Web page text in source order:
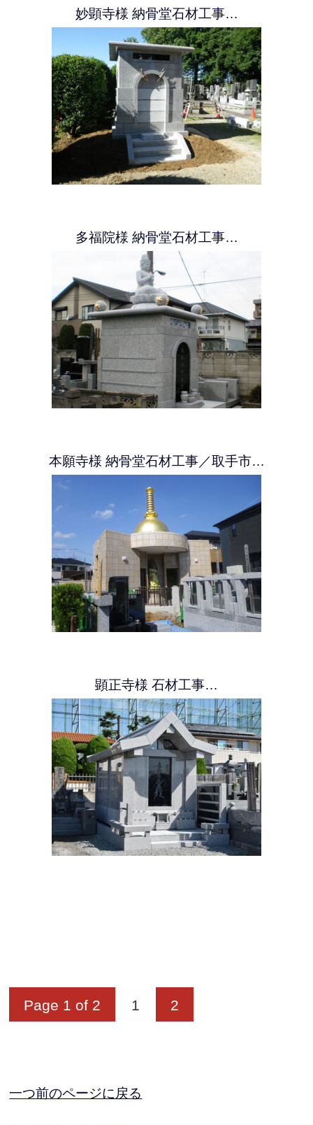
妙顕寺様 納骨堂石材工事…
多福院様 納骨堂石材工事…
本願寺様 納骨堂石材工事／取手市…
顕正寺様 石材工事…
Page 1 of 2 1 2
一つ前のページに戻る